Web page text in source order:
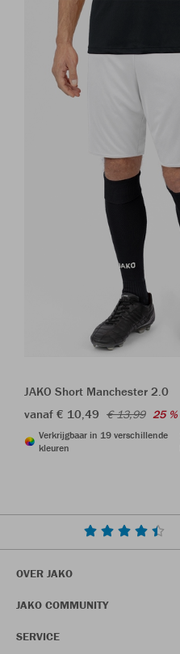
JAKO Short Manchester 2.0
vanaf € 10,49 € 13,99 25 %
Verkrijgbaar in 19 verschillende
kleuren
OVER JAKO
JAKO COMMUNITY
SERVICE